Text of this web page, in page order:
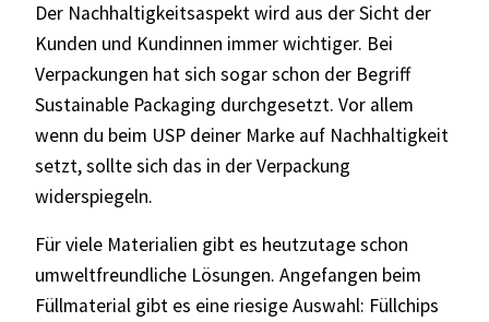
Der Nachhaltigkeitsaspekt wird aus der Sicht der
Kunden und Kundinnen immer wichtiger. Bei
Verpackungen hat sich sogar schon der Begriff
Sustainable Packaging durchgesetzt. Vor allem
wenn du beim USP deiner Marke auf Nachhaltigkeit
setzt, sollte sich das in der Verpackung
widerspiegeln.
Für viele Materialien gibt es heutzutage schon
umweltfreundliche Lösungen. Angefangen beim
Füllmaterial gibt es eine riesige Auswahl: Füllchips